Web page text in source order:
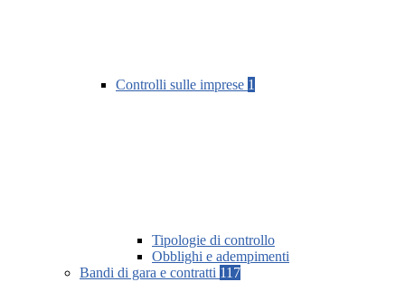
Controlli sulle imprese 1
Tipologie di controllo
Obblighi e adempimenti
Bandi di gara e contratti 117